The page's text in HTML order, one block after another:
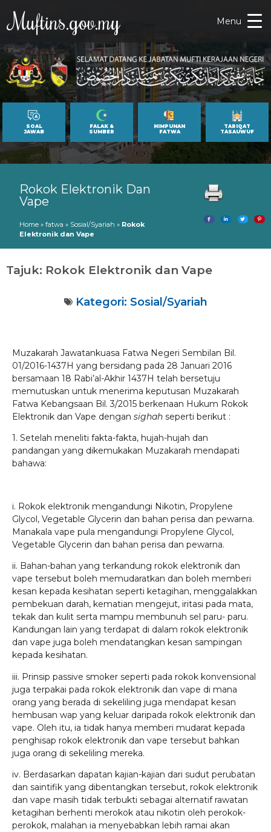
Muftins.gov.my Menu
SOAL
JAWAB
FALAK &
SUMBER
HIMPUNAN
FATWA
TARIQAT
TASAUWUF
Rokok Elektronik Dan
Vape
Home » fatwa » Sosial/Syariah » Rokok
Elektronik dan Vape
Tajuk: Rokok Elektronik dan Vape
Kategori: Sosial/Syariah
Muzakarah Jawatankuasa Fatwa Negeri Sembilan Bil.
01/2016-1437H yang bersidang pada 28 Januari 2016
bersamaan 18 Rabi’al-Akhir 1437H telah bersetuju
memutuskan untuk menerima keputusan Muzakarah
Fatwa Kebangsaan Bil. 3/2015 berkenaan Hukum Rokok
Elektronik dan Vape dengan sighah seperti berikut :
1. Setelah meneliti fakta-fakta, hujah-hujah dan
pandangan yang dikemukakan Muzakarah mendapati
bahawa:
i. Rokok elektronik mengandungi Nikotin, Propylene
Glycol, Vegetable Glycerin dan bahan perisa dan pewarna.
Manakala vape pula mengandungi Propylene Glycol,
Vegetable Glycerin dan bahan perisa dan pewarna.
ii. Bahan-bahan yang terkandung rokok elektronik dan
vape tersebut boleh memudaratkan dan boleh memberi
kesan kepada kesihatan seperti ketagihan, menggalakkan
pembekuan darah, kematian mengejut, iritasi pada mata,
tekak dan kulit serta mampu membunuh sel paru- paru.
Kandungan lain yang terdapat di dalam rokok elektronik
dan vape juga boleh mendatangkan kesan sampingan
kepada kesihatan.
iii. Prinsip passive smoker seperti pada rokok konvensional
juga terpakai pada rokok elektronik dan vape di mana
orang yang berada di sekeliling juga mendapat kesan
hembusan wap yang keluar daripada rokok elektronik dan
vape. Oleh itu, ia tidak hanya memberi mudarat kepada
penghisap rokok elektronik dan vape tersebut bahkan
juga orang di sekeliling mereka.
iv. Berdasarkan dapatan kajian-kajian dari sudut perubatan
dan saintifik yang dibentangkan tersebut, rokok elektronik
dan vape masih tidak terbukti sebagai alternatif rawatan
ketagihan berhenti merokok atau nikotin oleh perokok-
perokok, malahan ia menyebabkan lebih ramai akan